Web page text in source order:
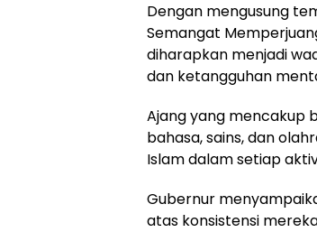
Dengan mengusung
Semangat
diharapkan menjadi
dan ketangguhan
Ajang yang mencakup
bahasa, sains, dan
Islam dalam setiap
Gubernur
atas konsistensi